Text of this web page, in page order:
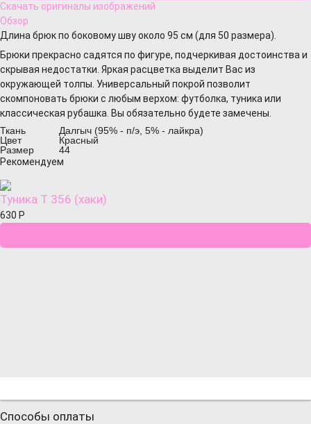
Скачать оригиналы изображений
Обзор
Длина брюк по боковому шву около 95 см (для 50 размера).
Брюки прекрасно садятся по фигуре, подчеркивая достоинства и
скрывая недостатки. Яркая расцветка выделит Вас из
окружающей толпы. Универсальный покрой позволит
скомпоновать брюки с любым верхом: футболка, туника или
классическая рубашка. Вы обязательно будете замечены.
Ткань
Далгыч (95% - п/э, 5% - лайкра)
Цвет
Красный
Размер
44
Рекомендуем
Туника Т 356 (хаки)
630 Р
Способы оплаты